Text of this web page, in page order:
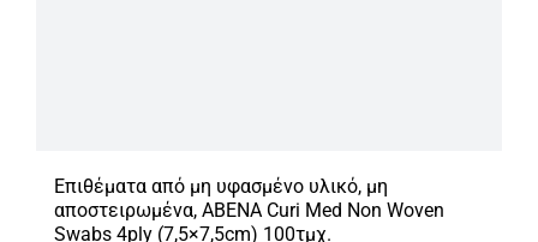
Επιθέματα από μη υφασμένο υλικό, μη
αποστειρωμένα, ABENA Curi Med Non Woven
Swabs 4ply (7,5×7,5cm) 100τμχ.